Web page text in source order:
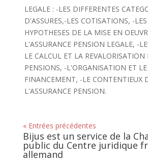
LEGALE : -LES DIFFERENTES
D'ASSURES,-LES COTISATIONS, -
HYPOTHESES DE LA MISE EN
L'ASSURANCE PENSION LEGALE, -
LE CALCUL ET LA REVALORISATION
PENSIONS, -L'ORGANISATION ET LE
FINANCEMENT, -LE CONTENTIEUX
L'ASSURANCE PENSION.
« Entrées précédentes
Bijus est un service de la
public du Centre juridique
allemand